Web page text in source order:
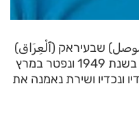
שבעיראק (ٱلْعِرَاق)
ב־6 באוקטובר 1930, עלה לארץ בשנת 1949 ונפטר במרץ
ונכדיו ושירת נאמנה את